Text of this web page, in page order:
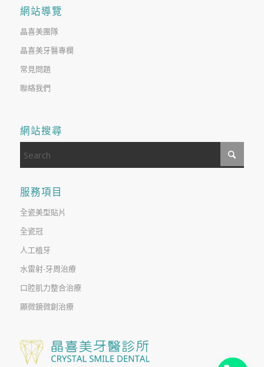
網站導覽
晶喜美團隊
晶喜美牙醫專欄
常見問題
聯絡我們
網站搜尋
服務項目
全瓷美型貼片
全瓷冠
人工植牙
水雷射-牙周治療
口腔肌力整合治療
顯微鏡微創治療